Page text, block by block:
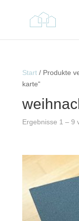
Start/ Produkte
karte“
Ergebnisse 1 – 9